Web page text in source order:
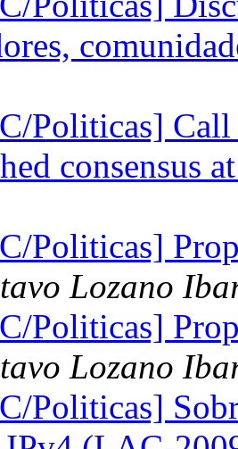
Politicas] Call
Politicas]
Lozano
Politicas]
Lozano
Politicas]